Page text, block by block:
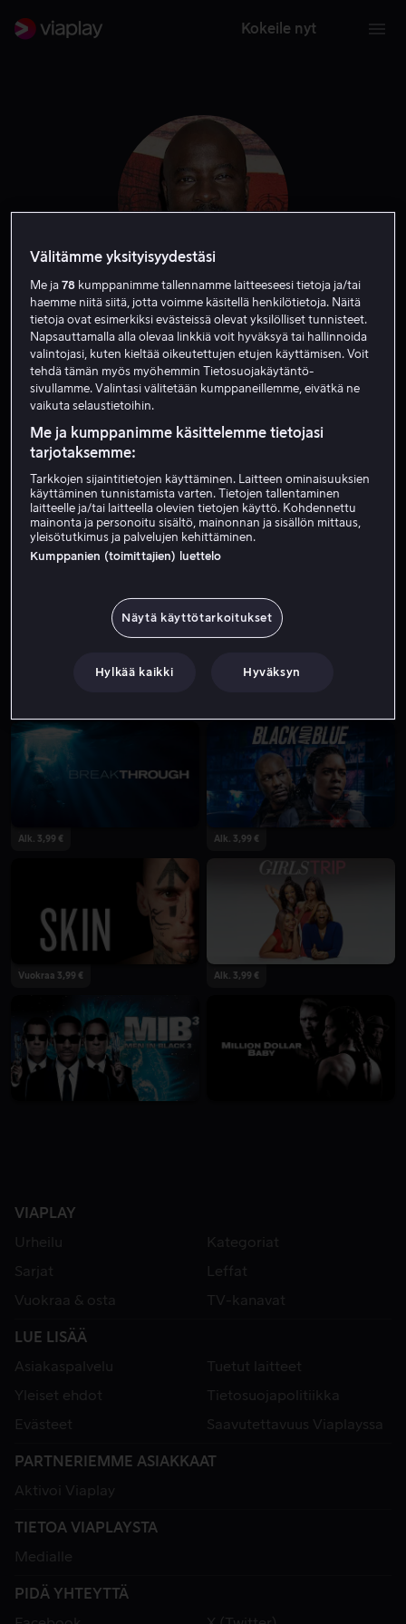
Kokeile nyt
Mike Colter
Näyttelijä Vieras
Alk. 3,99 €
Alk. 3,99 € Alk. 3,99 €
Vuokraa 3,99 € Alk. 3,99 €
VIAPLAY
Urheilu
Kategoriat
Sarjat
Leffat
Vuokraa & osta
TV-kanavat
LUE LISÄÄ
Asiakaspalvelu
Tuetut laitteet
Yleiset ehdot
Tietosuojapolitiikka
Evästeet
Saavutettavuus Viaplayssa
PARTNERIEMME ASIAKKAAT
Aktivoi Viaplay
TIETOA VIAPLAYSTA
Medialle
PIDÄ YHTEYTTÄ
Välitämme yksityisyydestäsi
Me ja78 kumppanimme tallennamme laitteeseesi tietoja ja/tai
haemme niitä siitä, jotta voimme käsitellä henkilötietoja. Näitä
tietoja ovat esimerkiksi evästeissä olevat yksilölliset tunnisteet.
Napsauttamalla alla olevaa linkkiä voit hyväksyä tai hallinnoida
valintojasi, kuten kieltää oikeutettujen etujen käyttämisen. Voit
tehdä tämän myös myöhemmin Tietosuojakäytäntö-
sivullamme. Valintasi välitetään kumppaneillemme, eivätkä ne
vaikuta selaustietoihin.
Me ja kumppanimme käsittelemme tietojasi
tarjotaksemme:
Tarkkojen sijaintitietojen käyttäminen. Laitteen ominaisuuksien
käyttäminen tunnistamista varten. Tietojen tallentaminen
laitteelle ja/tai laitteella olevien tietojen käyttö. Kohdennettu
mainonta ja personoitu sisältö, mainonnan ja sisällön mittaus,
yleisötutkimus ja palvelujen kehittäminen.
Kumppanien (toimittajien) luettelo
Näytä käyttötarkoitukset
Hylkää kaikki Hyväksyn